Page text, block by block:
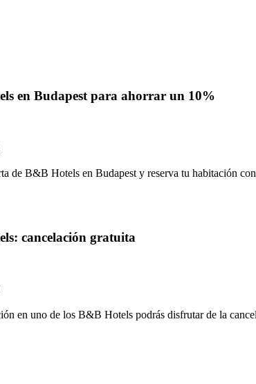
en Budapest para ahorrar un 10%
de B&B Hotels en Budapest y reserva tu habitación
cancelación gratuita
en uno de los B&B Hotels podrás disfrutar de la